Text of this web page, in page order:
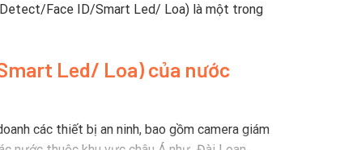
Face ID/Smart Led/ Loa) là một trong
Led/ Loa) của nước
các thiết bị an ninh, bao gồm camera giám